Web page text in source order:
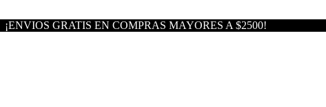
¡ENVIOS GRATIS EN COMPRAS MAYORES A $2500!